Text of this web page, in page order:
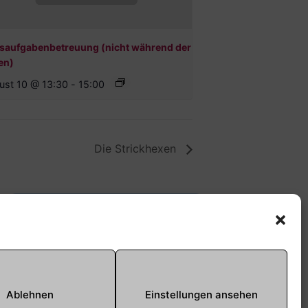
Ablehnen Einstellungen ansehen
(nicht während der
10 @ 13:30 - 15:00
Die Strickhexen
E-Mail: